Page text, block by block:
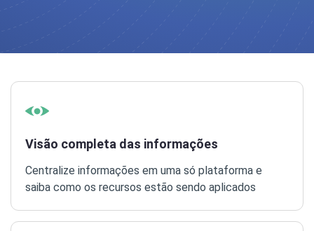
Visão completa das informações
Centralize informações em uma só plataforma e
saiba como os recursos estão sendo aplicados